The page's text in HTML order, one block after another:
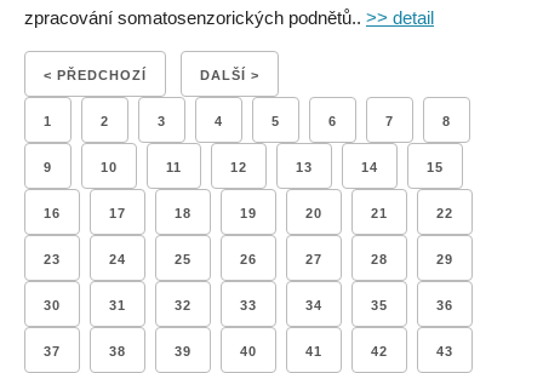
zpracování somatosenzorických podnětů.. >> detail
< PŘEDCHOZÍ DALŠÍ >
1 2 3 4 5 6 7 8
9 10 11 12 13 14 15
16 17 18 19 20 21 22
23 24 25 26 27 28 29
30 31 32 33 34 35 36
37 38 39 40 41 42 43